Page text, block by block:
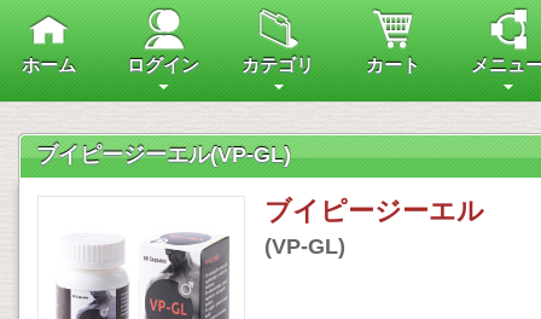
ホーム ログイン カテゴリ カート メニュ
ブイピージーエル(VP-GL)
ブイピージーエル
(VP-GL)